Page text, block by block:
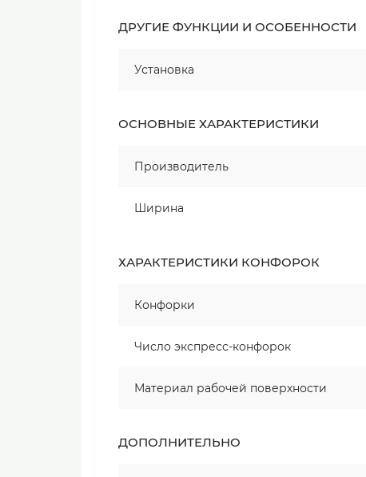
ДРУГИЕ ФУНКЦИИ И ОСОБЕННОСТИ
Установка
ОСНОВНЫЕ ХАРАКТЕРИСТИКИ
Производитель
Ширина
ХАРАКТЕРИСТИКИ КОНФОРОК
Конфорки
Число экспресс-конфорок
Материал рабочей поверхности
ДОПОЛНИТЕЛЬНО